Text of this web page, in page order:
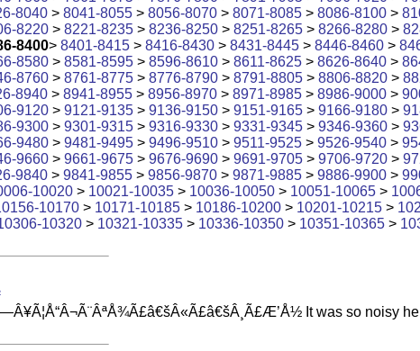
8040 > 8041-8055 > 8056-8070 > 8071-8085 > 8086-8100 >
8220 > 8221-8235 > 8236-8250 > 8251-8265 > 8266-8280 >
8400> 8401-8415 > 8416-8430 > 8431-8445 > 8446-8460 >
8580 > 8581-8595 > 8596-8610 > 8611-8625 > 8626-8640 >
8760 > 8761-8775 > 8776-8790 > 8791-8805 > 8806-8820 >
8940 > 8941-8955 > 8956-8970 > 8971-8985 > 8986-9000 >
9120 > 9121-9135 > 9136-9150 > 9151-9165 > 9166-9180 >
9300 > 9301-9315 > 9316-9330 > 9331-9345 > 9346-9360 >
9480 > 9481-9495 > 9496-9510 > 9511-9525 > 9526-9540 >
9660 > 9661-9675 > 9676-9690 > 9691-9705 > 9706-9720 >
9840 > 9841-9855 > 9856-9870 > 9871-9885 > 9886-9900 >
10020 > 10021-10035 > 10036-10050 > 10051-10065 >
10170 > 10171-10185 > 10186-10200 > 10201-10215 >
10320 > 10321-10335 > 10336-10350 > 10351-10365 >
It was so noisy